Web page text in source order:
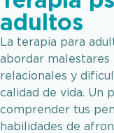
adultos
La terapia para
abordar malestares
relacionales y
calidad de vida. Un
comprender tus
habilidades de